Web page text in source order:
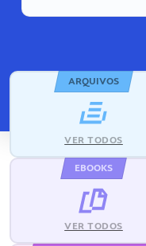
ARQUIVOS
VER TODOS
EBOOKS
VER TODOS